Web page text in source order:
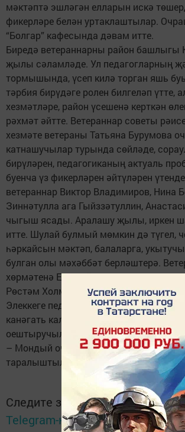
мәктәптә эшләгән елларын искә
фикерләре белән уртаклаштылар.
“Болгар” кафесында дәвам итте.
Биредә ветераннарны район башлыгы
җылы сәламләде. Ул педагогларның
тормышында, үсеп килә торган яшь
тәрбия бирүдәге ролен билгеләп үтте,
хезмәтләре, район үсешенә керткән
рәхмәт әйтте. Ветераннар советы
хезмәте ветераны Татьяна Бурумова
катнашучылар турында сөйләде,
бирүләрен, педагогиканың актуаль
буенча үз фикерләрен әйтүләрен
ветераннар Виктор Владимиров, Нина
Зиннәтулла ага Гыйззәтуллин,
чыгыш ясады. Аралашу җылы, иркен
итте. Шулай булмый мөмкин дә түгел,
һәркайсын мәктәп, балаларга,
булган олы мәхәббәт берләштерә.
хөрмәтенә Евгений Кременсков,
Рөстәм Холмирзоев матур җырлар
Элеккеге педагогларның барысы да
канәгать калды, үзләрен бергә
оештыручыларга рәхмәт әйттеләр.
– Мондый очрашулар бик кирәк, –
таралыштылар алар.
Следите за самым важным и
Telegram-каналеТатмедиа